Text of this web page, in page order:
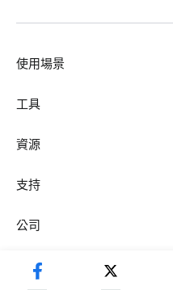
使用場景
工具
資源
支持
公司